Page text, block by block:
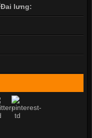
Đai lưng: